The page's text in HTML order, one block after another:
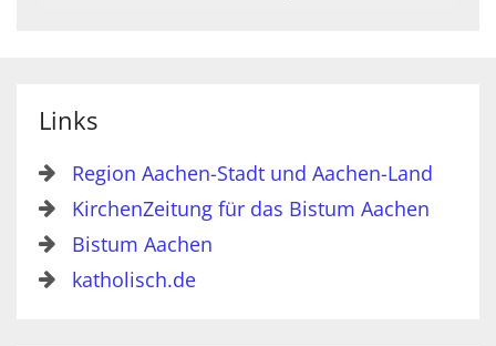
Links
Region Aachen-Stadt und Aachen-Land
KirchenZeitung für das Bistum Aachen
Bistum Aachen
katholisch.de